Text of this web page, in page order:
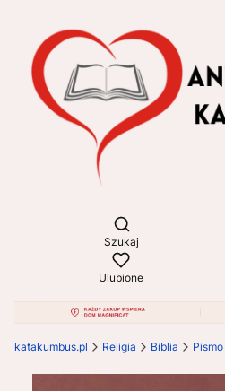
Otwórz
Szukaj
Ulubione
katakumbus.pl Religia Biblia